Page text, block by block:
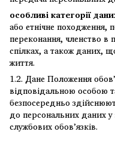
особливі категорії
або етнічне походження,
переконання, членство в
спілках, а також даних,
життя.
1.2. Дане Положення
відповідальною особою
безпосередньо
до персональних даних у
службових обов’язків.